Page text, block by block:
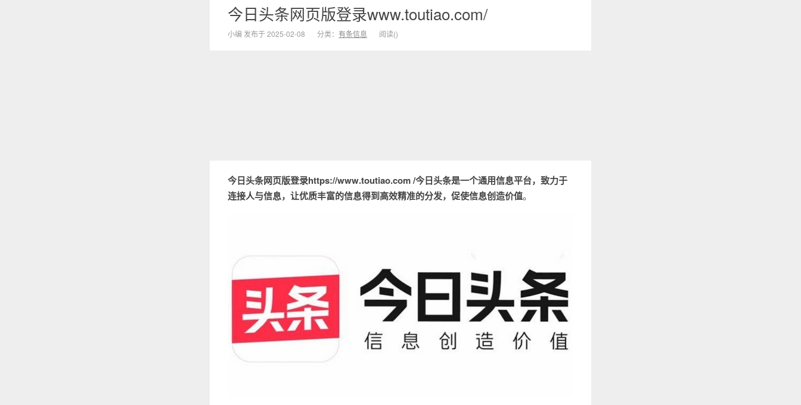
今日头条网页版登录www.toutiao.com/
小编 发布于 2025-02-08 分类： 有条信息 阅读()
今日头条网页版登录https://www.toutiao.com /今日头条是一个通用信息平台，致力于
连接人与信息，让优质丰富的信息得到高效精准的分发，促使信息创造价值。